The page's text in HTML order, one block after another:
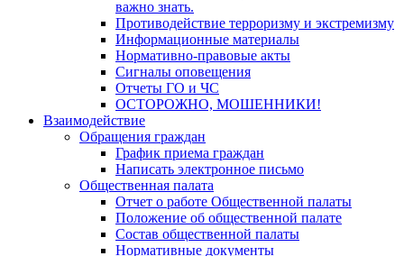
важно знать.
Противодействие терроризму и экстремизму
Информационные материалы
Нормативно-правовые акты
Сигналы оповещения
Отчеты ГО и ЧС
ОСТОРОЖНО, МОШЕННИКИ!
Взаимодействие
Обращения граждан
График приема граждан
Написать электронное письмо
Общественная палата
Отчет о работе Общественной палаты
Положение об общественной палате
Состав общественной палаты
Нормативные документы